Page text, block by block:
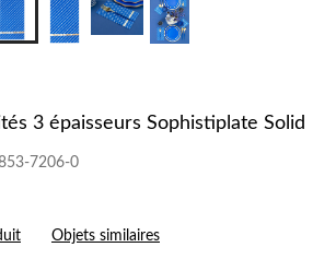
3 épaisseurs Sophistiplate Solid
7206-0
Objets similaires